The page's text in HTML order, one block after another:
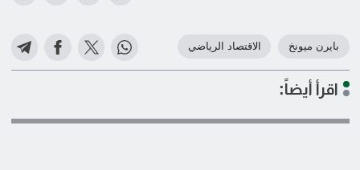
بايرن ميونخ الاقتصاد الرياضي
اقرأ أيضاً: